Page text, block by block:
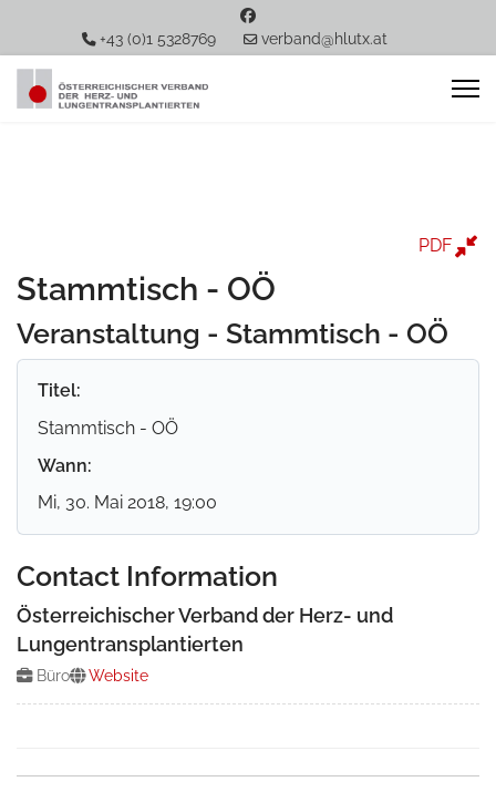
+43 (0)1 5328769 verband@hlutx.at
PDF
Stammtisch - OÖ
Veranstaltung - Stammtisch - OÖ
Titel:
Stammtisch - OÖ
Wann:
Mi, 30. Mai 2018, 19:00
Contact Information
Österreichischer Verband der Herz- und
Lungentransplantierten
Büro Website